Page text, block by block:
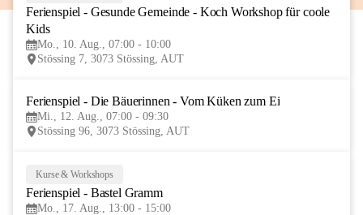
AUG
Ferienspiel - Gesunde Gemeinde - Koch Workshop für coole
Kids
Mo., 10. Aug., 07:00 - 10:00
Stössing 7, 3073 Stössing, AUT
Ferienspiel - Die Bäuerinnen - Vom Küken zum Ei
Mi., 12. Aug., 07:00 - 09:30
Stössing 96, 3073 Stössing, AUT
Kurse & Workshops
Ferienspiel - Bastel Gramm
Mo., 17. Aug., 13:00 - 15:00